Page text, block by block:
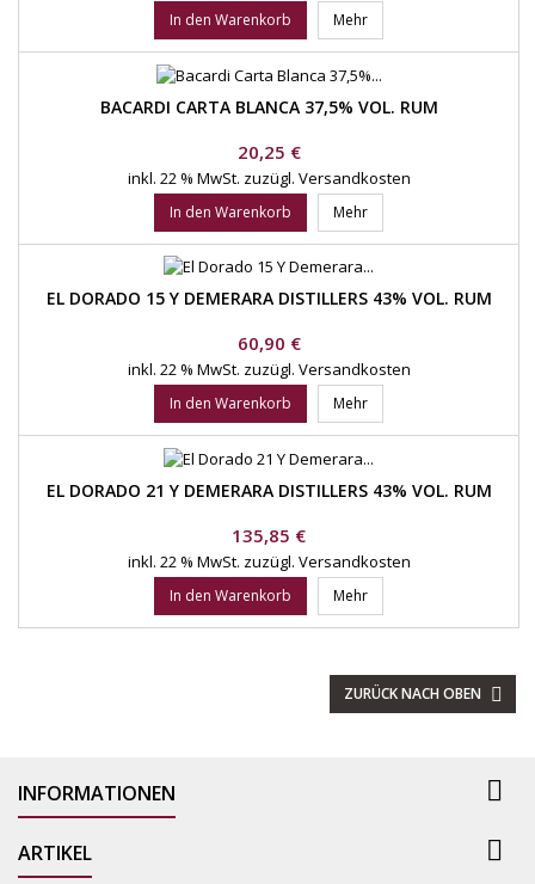
In den Warenkorb Mehr
BACARDI CARTA BLANCA 37,5% VOL. RUM
Preis
20,25 €
inkl. 22 % MwSt. zuzügl. Versandkosten
In den Warenkorb Mehr
EL DORADO 15 Y DEMERARA DISTILLERS 43% VOL. RUM
Preis
60,90 €
inkl. 22 % MwSt. zuzügl. Versandkosten
In den Warenkorb Mehr
EL DORADO 21 Y DEMERARA DISTILLERS 43% VOL. RUM
Preis
135,85 €
inkl. 22 % MwSt. zuzügl. Versandkosten
In den Warenkorb Mehr
ZURÜCK NACH OBEN 
INFORMATIONEN 
ARTIKEL 